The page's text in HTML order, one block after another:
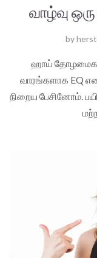
வாழ்வு
by
ஹாய்
வாரங்களாக EQ
நிறைய பேசினோம்.